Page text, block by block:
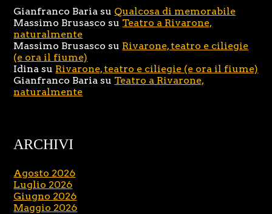
Gianfranco Baria su Qualcosa di memorabile
Massimo Brusasco su Teatro a Rivarone,
naturalmente
Massimo Brusasco su Rivarone, teatro e ciliegie
(e ora il fiume)
Idina su Rivarone, teatro e ciliegie (e ora il fiume)
Gianfranco Baria su Teatro a Rivarone,
naturalmente
ARCHIVI
Agosto 2026
Luglio 2026
Giugno 2026
Maggio 2026